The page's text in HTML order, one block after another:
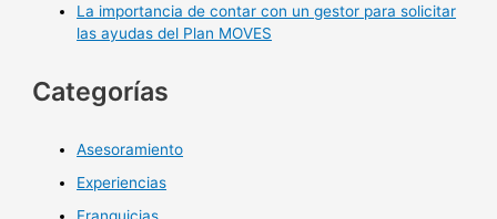
La importancia de contar con un gestor para solicitar
las ayudas del Plan MOVES
Categorías
Asesoramiento
Experiencias